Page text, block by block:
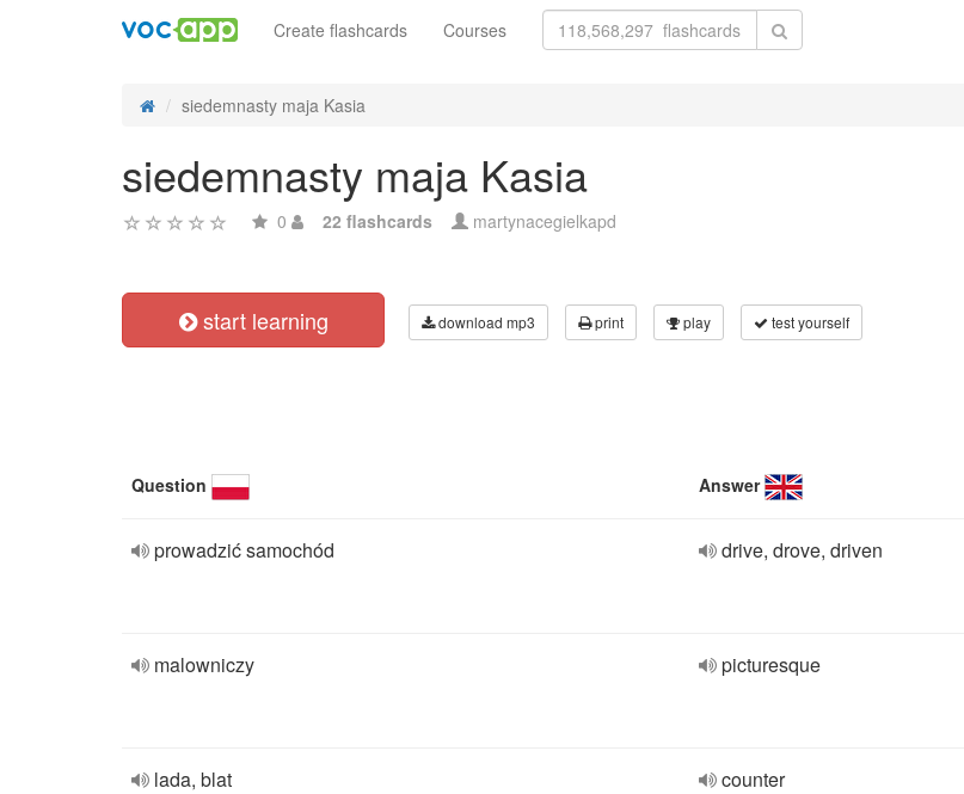
Create flashcards Courses
siedemnasty maja Kasia
siedemnasty maja Kasia
0 22 flashcards martynacegielkapd
start learning download mp3 print play test yourself
Question Answer
prowadzić samochód drive, drove, driven
malowniczy picturesque
lada, blat counter